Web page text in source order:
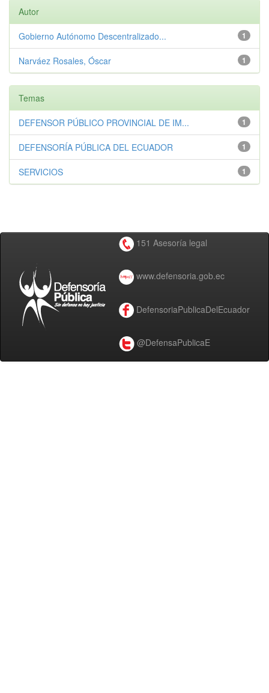
Autor
1
Gobierno Autónomo Descentralizado...
1
Narváez Rosales, Óscar
Temas
1
DEFENSOR PÚBLICO PROVINCIAL DE IM...
1
DEFENSORÍA PÚBLICA DEL ECUADOR
1
SERVICIOS
151 Asesoría legal
www.defensoria.gob.ec
DefensoriaPublicaDelEcuador
@DefensaPublicaE